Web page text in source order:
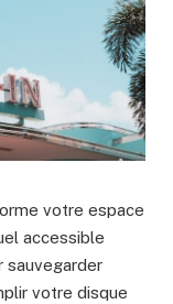
votre espace
accessible
sauvegarder
votre disque